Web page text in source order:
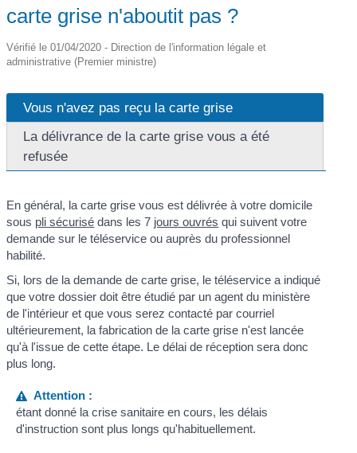
carte grise n'aboutit pas ?
Vérifié le 01/04/2020 - Direction de l'information légale et
administrative (Premier ministre)
Vous n'avez pas reçu la carte grise
La délivrance de la carte grise vous a été
refusée
En général, la carte grise vous est délivrée à votre domicile
sous pli sécurisé dans les 7 jours ouvrés qui suivent votre
demande sur le téléservice ou auprès du professionnel
habilité.
Si, lors de la demande de carte grise, le téléservice a indiqué
que votre dossier doit être étudié par un agent du ministère
de l'intérieur et que vous serez contacté par courriel
ultérieurement, la fabrication de la carte grise n'est lancée
qu'à l'issue de cette étape. Le délai de réception sera donc
plus long.
Attention :
étant donné la crise sanitaire en cours, les délais
d'instruction sont plus longs qu'habituellement.